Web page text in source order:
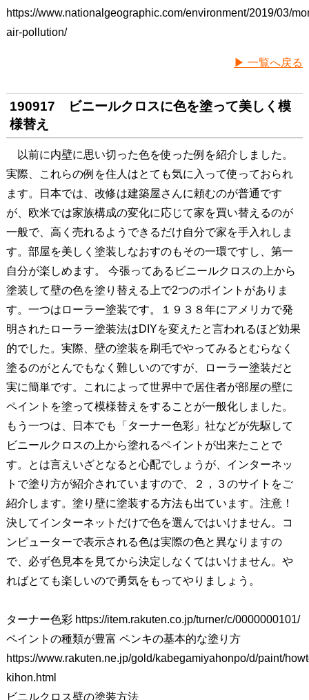
https://www.nationalgeographic.com/environment/2019/03/
air-pollution/
▶ 一覧へ戻る
190917 ビニールクロスに色を塗って美しく模
様替え
以前に内壁に思い切った色を使った例を紹介しました。
実際、これらの例を住人はとても気に入って使っておられ
ます。日本では、改修は建築屋さんに頼むのが普通です
が、欧米では家族構成の変化に応じて家を買い替えるのが
一般で、高く売れるようできるだけ自分で家を手入れしま
す。部屋を美しく塗装しなおすのもその一環ですし、第一
自分が楽しめます。 今張ってあるビニールクロスの上から
塗装して壁の色を塗り替える上で2つのポイントがありま
す。一つはローラー塗装です。１９３８年にアメリカで発
明されたローラー塗装法はDIYを変えたと言われるほど効果
的でした。実際、壁の塗装を刷毛でやってみるとむらなく
塗るのがとんでもなく難しいのですが、ローラー塗装だと
実に簡単です。これによって世界中で居住者が部屋の壁に
ペイントを塗って模様替えをすることが一般化しました。
もう一つは、日本でも「ターナー色彩」社などが先駆して
ビニールクロスの上から塗れるペイントが出来たことで
す。とは言えいざとなると心配でしょうが、インターネッ
トで塗り方が紹介されていますので、２，３のサイトをご
紹介します。塗り壁に塗装する方法も出ています。注意！
決してインターネットだけで色を選んではいけません。コ
ンピューターで表示される色は実際の色と異なりますの
で、必ず色見本を見てから決定しなくてはいけません。や
ればとても楽しいので勇気をもってやりましょう。
ターナー色彩 https://item.rakuten.co.jp/turner/c/0000000101/
ペイントの種類が豊富 ペンキの基本的な塗り方
https://www.rakuten.ne.jp/gold/kabegamiyahonpo/d/paint/
kihon.html
ビニルクロス壁の塗装方法